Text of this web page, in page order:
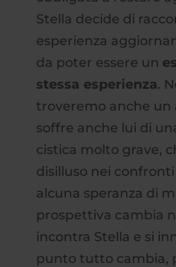
Stella decide di
esperienza
da poter essere un
stessa esperienza.
troveremo anche un
soffre anche lui di
cistica molto grave,
disilluso nei
alcuna speranza di
prospettiva cambia
incontra Stella e si
punto tutto cambia,